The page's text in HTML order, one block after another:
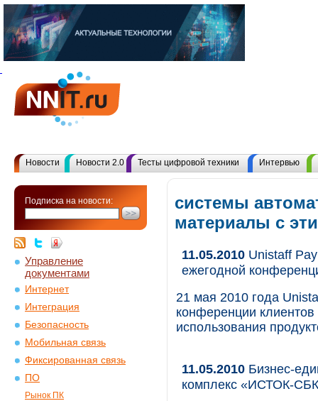
Новости Новости 2.0 Тесты цифровой техники Интервью
Подписка на новости:
Управление
документами
Интернет
Интеграция
Безопасность
Мобильная связь
Фиксированная связь
ПО
Рынок ПК
системы
материалы с
11.05.2010 Unistaff
ежегодной
21 мая 2010 года
конференции
использования
11.05.2010 Бизнес-
комплекс «ИСТОК-